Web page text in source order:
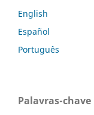
English
Español
Português
Palavras-chave